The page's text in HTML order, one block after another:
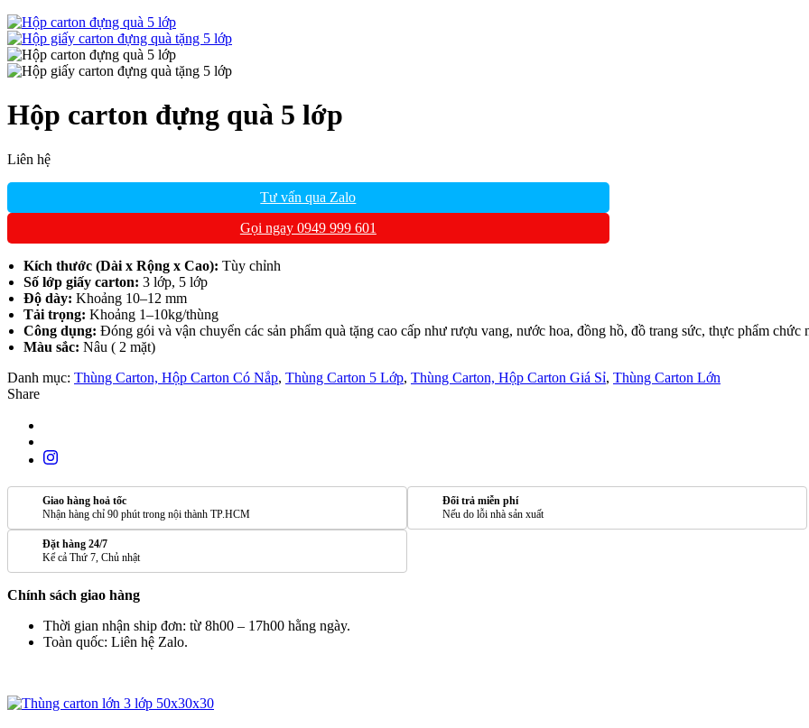
Hộp carton đựng quà 5 lớp
Liên hệ
Tư vấn qua Zalo
Gọi ngay 0949 999 601
Kích thước (Dài x Rộng x Cao): Tùy chỉnh
Số lớp giấy carton: 3 lớp, 5 lớp
Độ dày: Khoảng 10–12 mm
Tải trọng: Khoảng 1–10kg/thùng
Công dụng: Đóng gói và vận chuyển các sản phẩm quà tặng cao cấp như rượu vang, nước hoa, đồng hồ, đồ trang sức, thực phẩm
Màu sắc: Nâu ( 2 mặt)
Danh mục: Thùng Carton, Hộp Carton Có Nắp, Thùng Carton 5 Lớp, Thùng Carton, Hộp Carton Giá Sỉ, Thùng Carton Lớn
Share
Giao hàng hoả tốc
Nhận hàng chỉ 90 phút trong nội thành TP.HCM
Đổi trả miễn phí
Nếu do lỗi nhà sản xuất
Đặt hàng 24/7
Kể cả Thứ 7, Chủ nhật
Chính sách giao hàng
Thời gian nhận ship đơn: từ 8h00 – 17h00 hằng ngày.
Toàn quốc: Liên hệ Zalo.